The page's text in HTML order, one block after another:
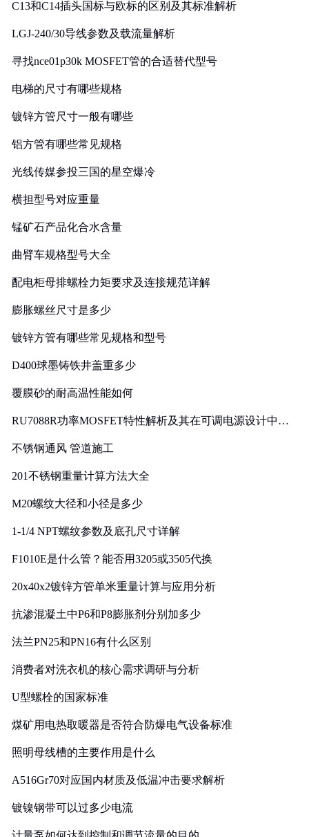
C13和C14插头国标与欧标的区别及其标准解析
LGJ-240/30导线参数及载流量解析
寻找nce01p30k MOSFET管的合适替代型号
电梯的尺寸有哪些规格
镀锌方管尺寸一般有哪些
铝方管有哪些常见规格
光线传媒参投三国的星空爆冷
横担型号对应重量
锰矿石产品化合水含量
曲臂车规格型号大全
配电柜母排螺栓力矩要求及连接规范详解
膨胀螺丝尺寸是多少
镀锌方管有哪些常见规格和型号
D400球墨铸铁井盖重多少
覆膜砂的耐高温性能如何
RU7088R功率MOSFET特性解析及其在可调电源设计中的
不锈钢通风 管道施工
201不锈钢重量计算方法大全
M20螺纹大径和小径是多少
1-1/4 NPT螺纹参数及底孔尺寸详解
F1010E是什么管？能否用3205或3505代换
20x40x2镀锌方管单米重量计算与应用分析
抗渗混凝土中P6和P8膨胀剂分别加多少
法兰PN25和PN16有什么区别
消费者对洗衣机的核心需求调研与分析
U型螺栓的国家标准
煤矿用电热取暖器是否符合防爆电气设备标准
照明母线槽的主要作用是什么
A516Gr70对应国内材质及低温冲击要求解析
镀镍钢带可以过多少电流